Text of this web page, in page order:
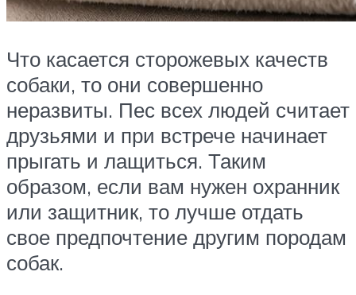
Что касается сторожевых качеств
собаки, то они совершенно
неразвиты. Пес всех людей считает
друзьями и при встрече начинает
прыгать и лащиться. Таким
образом, если вам нужен охранник
или защитник, то лучше отдать
свое предпочтение другим породам
собак.